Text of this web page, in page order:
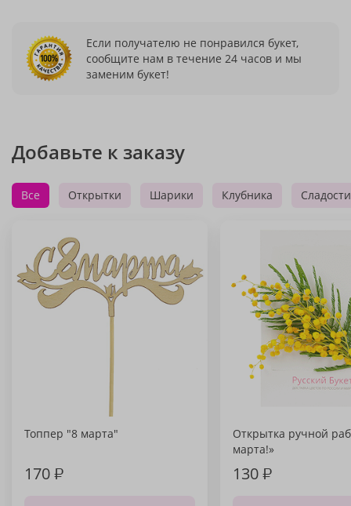
Если получателю не понравился букет,
сообщите нам в течение 24 часов и мы
заменим букет!
Добавьте к заказу
Все Открытки Шарики Клубника Сладости
Топпер "8 марта"
170₽
Открытка ручной
марта!»
130₽